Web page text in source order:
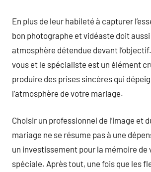
En plus de leur habileté à capturer
bon photographe et vidéaste doit
atmosphère détendue devant
vous et le spécialiste est un élément
produire des prises sincères qui
l’atmosphère de votre mariage.
Choisir un professionnel de l’image et
mariage ne se résume pas à une
un investissement pour la mémoire de
spéciale. Après tout, une fois que les